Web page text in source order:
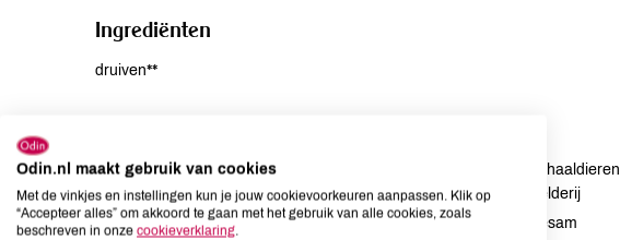
Ingrediënten
druiven**
Aardnoten
niet aanwezig
Ei
niet aanwezig
Gluten
Schaaldieren
Selderij
Sesam
Odin.nl maakt gebruik van cookies
Met de vinkjes en instellingen kun je jouw cookievoorkeuren aanpassen. Klik op
“Accepteer alles” om akkoord te gaan met het gebruik van alle cookies, zoals
beschreven in onze cookieverklaring.